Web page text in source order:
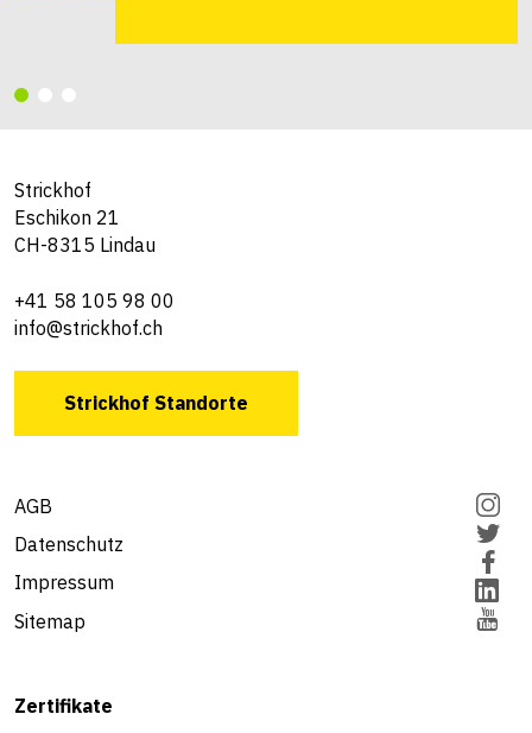
Strickhof
Eschikon 21
CH-8315 Lindau
+41 58 105 98 00
info@strickhof.ch
Strickhof Standorte
AGB
Datenschutz
Impressum
Sitemap
Zertifikate